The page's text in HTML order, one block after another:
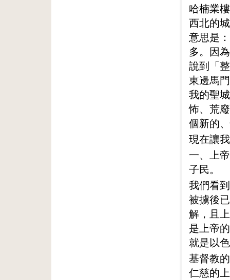
哈楠業
西北的
意思是
多。因
說到「
東邊馬
我的聖
怖、荒
個新的
現在讓
一、上
子民。
我們看
被擄後
解，且
是上帝
就是以
基督教
仁慈的